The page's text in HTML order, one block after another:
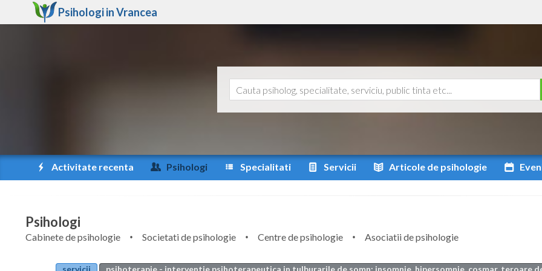
Psihologi inVrancea
Activitate recenta Psihologi Specialitati Servicii Articole de psihologie
Psihologi
Cabinete de psihologie Societati de psihologie Centre de psihologie
Asociatii de psihologie
servicii
psihoterapie - interventie psihoterapeutica in tulburarile de somn: insomnie, hipersomnie, cosmar, teroare